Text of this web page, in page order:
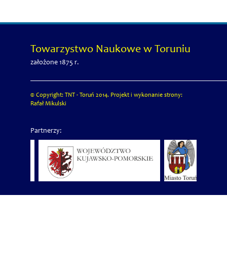
Towarzystwo Naukowe w Toruniu
założone 1875 r.
© Copyright: TNT - Toruń 2014. Projekt i wykonanie strony:
Rafał Mikulski
Partnerzy: